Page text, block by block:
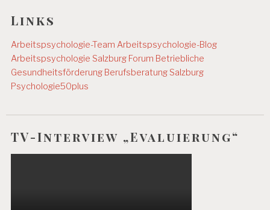
U
G
E
N
A
B
I
Links
Arbeitspsychologie-Team Arbeitspsychologie-Blog
Arbeitspsychologie Salzburg Forum Betriebliche
Gesundheitsförderung Berufsberatung Salzburg
Psychologie50plus
TV-Interview „Evaluierung“